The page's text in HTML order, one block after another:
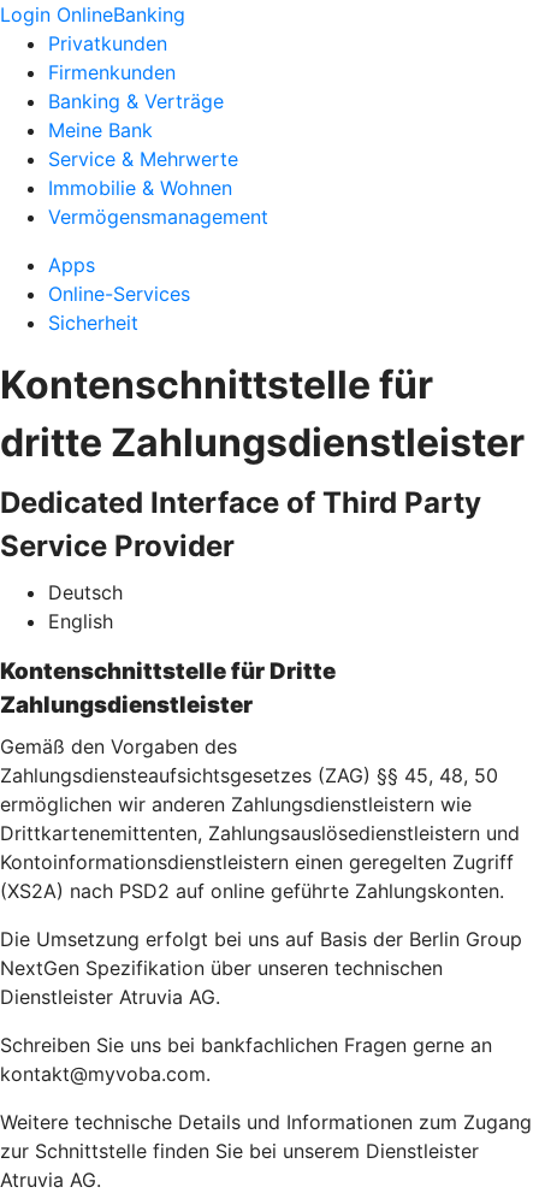
Login OnlineBanking
Privatkunden
Firmenkunden
Banking & Verträge
Meine Bank
Service & Mehrwerte
Immobilie & Wohnen
Vermögensmanagement
Apps
Online-Services
Sicherheit
Kontenschnittstelle für
dritte Zahlungsdienstleister
Dedicated Interface of Third Party
Service Provider
Deutsch
English
Kontenschnittstelle für Dritte
Zahlungsdienstleister
Gemäß den Vorgaben des
Zahlungsdiensteaufsichtsgesetzes (ZAG) §§ 45, 48, 50
ermöglichen wir anderen Zahlungsdienstleistern wie
Drittkartenemittenten, Zahlungsauslösedienstleistern und
Kontoinformationsdienstleistern einen geregelten Zugriff
(XS2A) nach PSD2 auf online geführte Zahlungskonten.
Die Umsetzung erfolgt bei uns auf Basis der Berlin Group
NextGen Spezifikation über unseren technischen
Dienstleister Atruvia AG.
Schreiben Sie uns bei bankfachlichen Fragen gerne an
kontakt@myvoba.com.
Weitere technische Details und Informationen zum Zugang
zur Schnittstelle finden Sie bei unserem Dienstleister
Atruvia AG.